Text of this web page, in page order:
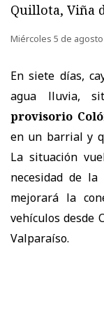
Quillota, Viña
Miércoles 5 de
En siete días,
agua lluvia,
provisorio
en un barrial y
La situación
necesidad de
mejorará la
vehículos desde
Valparaíso.